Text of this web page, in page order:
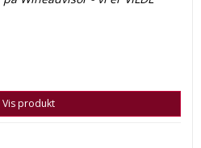
Vis produkt